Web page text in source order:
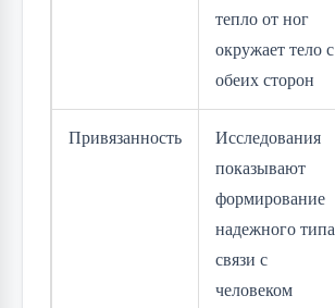
тепло от ног
окружает тело с
обеих сторон
Привязанность
Исследования
показывают
формирование
надежного типа
связи с
человеком